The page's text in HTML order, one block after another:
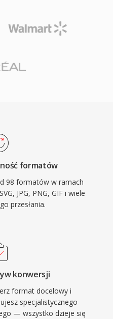
formatów
98 formatów w ramach
JPG, PNG, GIF i wiele
przesłania.
konwersji
format docelowy i
specjalistycznego
— wszystko dzieje się